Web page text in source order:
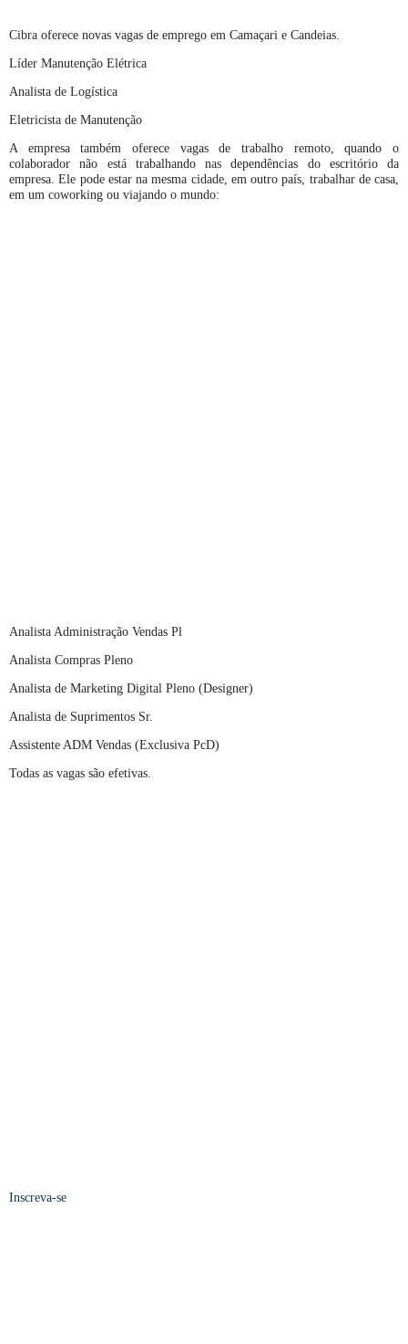
Cibra oferece novas vagas de emprego em Camaçari e Candeias.
Líder Manutenção Elétrica
Analista de Logística
Eletricista de Manutenção
A empresa também oferece vagas de trabalho remoto, quando o
colaborador não está trabalhando nas dependências do escritório da
empresa. Ele pode estar na mesma cidade, em outro país, trabalhar de casa,
em um coworking ou viajando o mundo:
Analista Administração Vendas Pl
Analista Compras Pleno
Analista de Marketing Digital Pleno (Designer)
Analista de Suprimentos Sr.
Assistente ADM Vendas (Exclusiva PcD)
Todas as vagas são efetivas.
Inscreva-se